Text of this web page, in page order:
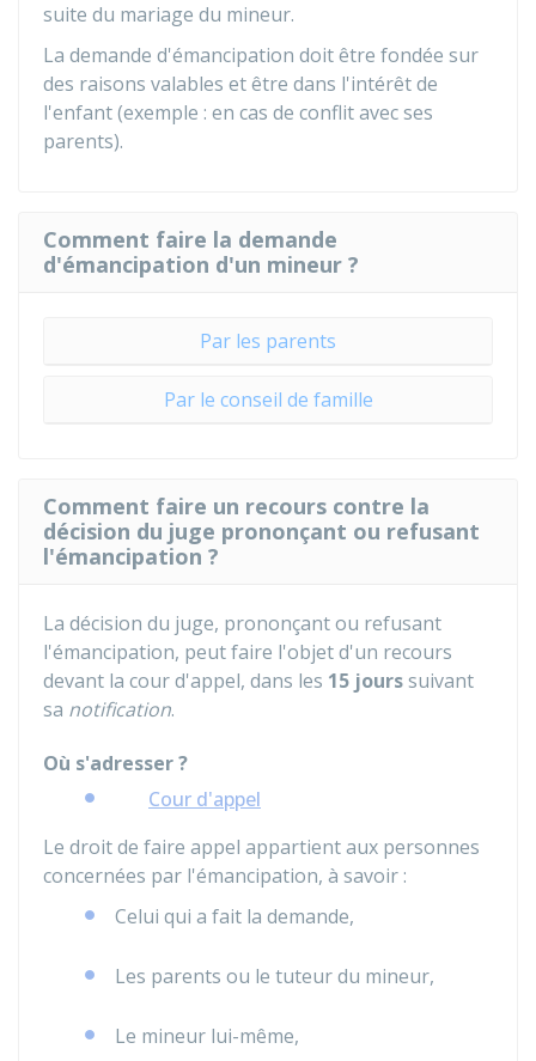
suite du mariage du mineur.
La demande d'émancipation doit être fondée sur
des raisons valables et être dans l'intérêt de
l'enfant (exemple : en cas de conflit avec ses
parents).
Comment faire la demande
d'émancipation d'un mineur ?
Par les parents
Par le conseil de famille
Comment faire un recours contre la
décision du juge prononçant ou refusant
l'émancipation ?
La décision du juge, prononçant ou refusant
l'émancipation, peut faire l'objet d'un recours
devant la cour d'appel, dans les 15 jourssuivant
sa notification.
Où s'adresser ?
Cour d'appel
Le droit de faire appel appartient aux personnes
concernées par l'émancipation, à savoir :
Celui qui a fait la demande,
Les parents ou le tuteur du mineur,
Le mineur lui-même,